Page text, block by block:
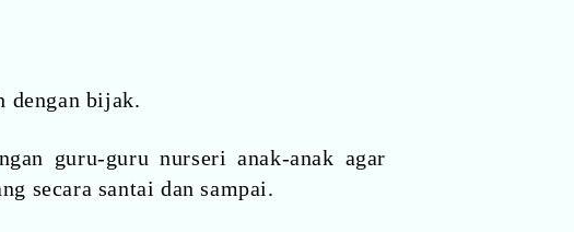
dengan bijak.
guru-guru nurseri anak-anak agar
secara santai dan sampai.